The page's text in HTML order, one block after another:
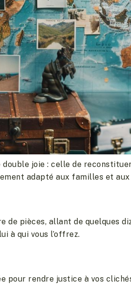
joie : celle de
adapté aux familles et
pièces, allant de quelques
à qui vous l’offrez.
pour rendre justice à vos